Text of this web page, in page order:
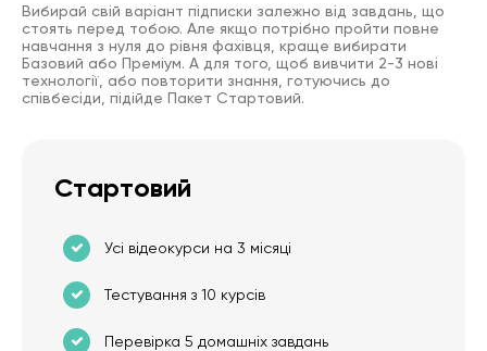
Вибирай свій варіант підписки залежно від завдань, що
стоять перед тобою. Але якщо потрібно пройти повне
навчання з нуля до рівня фахівця, краще вибирати
Базовий або Преміум. А для того, щоб вивчити 2-3 нові
технології, або повторити знання, готуючись до
співбесіди, підійде Пакет Стартовий.
Стартовий
Усі відеокурси на 3 місяці
Тестування з 10 курсів
Перевірка 5 домашніх завдань